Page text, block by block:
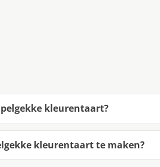
kleurentaart?
kleurentaart te maken?